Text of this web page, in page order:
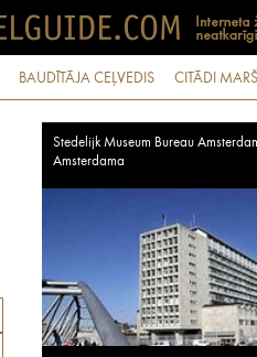
BAUDĪTĀJA CEĻVEDIS CITĀDI
Stedelijk Museum Bureau
Amsterdama